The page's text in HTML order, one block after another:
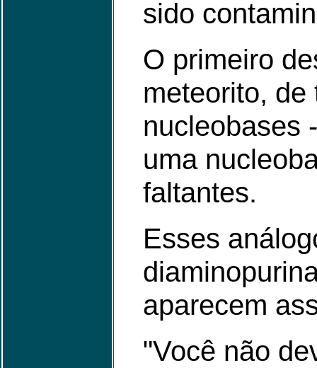
sido
O primeiro
meteorito,
nucleobases
uma
faltantes.
Esses
aparecem
"Você não